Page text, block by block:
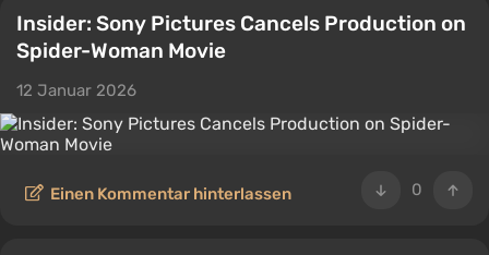
Insider: Sony Pictures Cancels Production on
Spider-Woman Movie
12 Januar 2026
0
Einen Kommentar hinterlassen